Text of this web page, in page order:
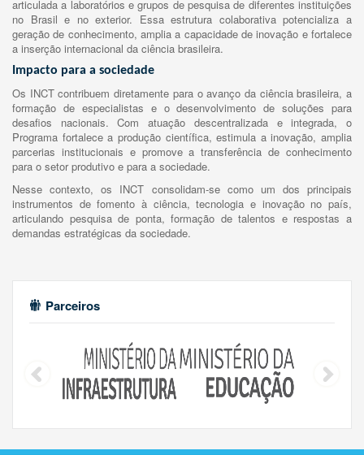
articulada a laboratórios e grupos de pesquisa de diferentes instituições
no Brasil e no exterior. Essa estrutura colaborativa potencializa a
geração de conhecimento, amplia a capacidade de inovação e fortalece
a inserção internacional da ciência brasileira.
Impacto para a sociedade
Os INCT contribuem diretamente para o avanço da ciência brasileira, a
formação de especialistas e o desenvolvimento de soluções para
desafios nacionais. Com atuação descentralizada e integrada, o
Programa fortalece a produção científica, estimula a inovação, amplia
parcerias institucionais e promove a transferência de conhecimento
para o setor produtivo e para a sociedade.
Nesse contexto, os INCT consolidam-se como um dos principais
instrumentos de fomento à ciência, tecnologia e inovação no país,
articulando pesquisa de ponta, formação de talentos e respostas a
demandas estratégicas da sociedade.
Parceiros